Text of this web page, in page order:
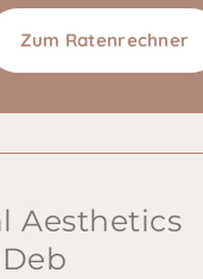
Zum Ratenrechner
Aesthetics